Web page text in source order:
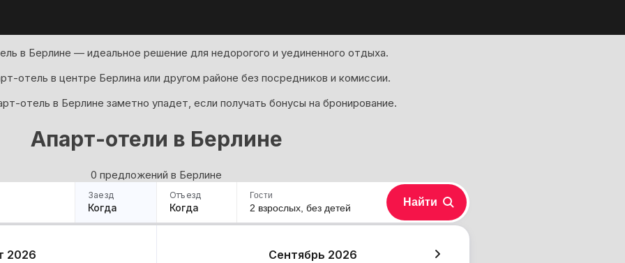
в Берлине — идеальное решение для недорогого и уединенного отдыха.
отель в центре Берлина или другом районе без посредников и комиссии.
отель в Берлине заметно упадет, если получать бонусы на бронирование.
Апарт-отели в Берлине
0 предложений в Берлине
Заезд
Когда
Отъезд
Когда
2026
Сентябрь 2026
Гости
2 взрослых, без детей Найти